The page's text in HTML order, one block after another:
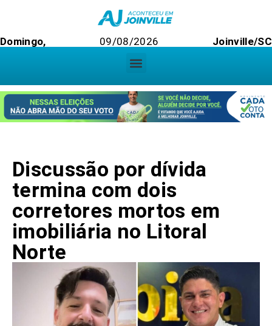
Domingo, 09/08/2026 Joinville/SC
Discussão por dívida
termina com dois
corretores mortos em
imobiliária no Litoral
Norte